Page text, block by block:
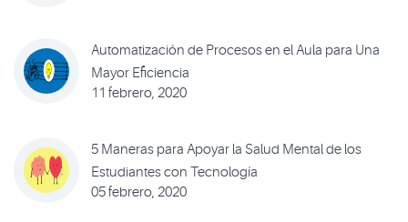
Automatización de Procesos en el Aula para Una
Mayor Eficiencia
11 febrero, 2020
5 Maneras para Apoyar la Salud Mental de los
Estudiantes con Tecnología
05 febrero, 2020